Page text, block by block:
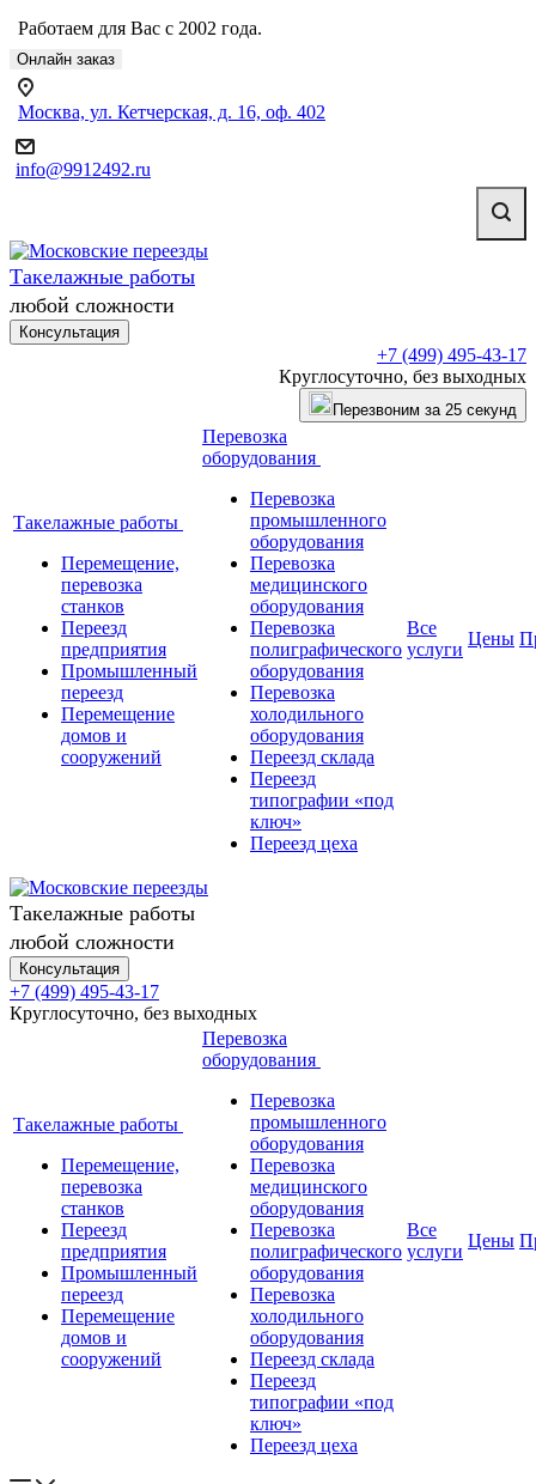
Работаем для Вас с 2002 года.
Онлайн заказ
Москва, ул. Кетчерская, д. 16, оф. 402
info@9912492.ru
Такелажные работы
любой сложности
Консультация
+7 (499) 495-43-17
Круглосуточно, без выходных
Перезвоним за 25 секунд
Такелажные работы
Перемещение,
перевозка
станков
Переезд
предприятия
Промышленный
переезд
Перемещение
домов и
сооружений
Перевозка
оборудования
Перевозка
промышленного
оборудования
Перевозка
медицинского
оборудования
Перевозка
полиграфического
оборудования
Перевозка
холодильного
оборудования
Переезд склада
Переезд
типографии «под
ключ»
Переезд цеха
Все
услуги
Цены
Такелажные работы
любой сложности
Консультация
+7 (499) 495-43-17
Круглосуточно, без выходных
Такелажные работы
Перемещение,
перевозка
станков
Переезд
предприятия
Промышленный
переезд
Перемещение
домов и
сооружений
Перевозка
оборудования
Перевозка
промышленного
оборудования
Перевозка
медицинского
оборудования
Перевозка
полиграфического
оборудования
Перевозка
холодильного
оборудования
Переезд склада
Переезд
типографии «под
ключ»
Переезд цеха
Все
услуги
Цены